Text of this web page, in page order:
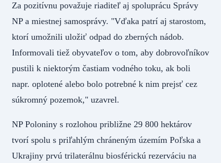
Za pozitívnu považuje riaditeľ aj spoluprácu Správy
NP a miestnej samosprávy. "Vďaka patrí aj starostom,
ktorí umožnili uložiť odpad do zberných nádob.
Informovali tiež obyvateľov o tom, aby dobrovoľníkov
pustili k niektorým častiam vodného toku, ak boli
napr. oplotené alebo bolo potrebné k nim prejsť cez
súkromný pozemok," uzavrel.
NP Poloniny s rozlohou približne 29 800 hektárov
tvorí spolu s priľahlým chráneným územím Poľska a
Ukrajiny prvú trilaterálnu biosférickú rezerváciu na